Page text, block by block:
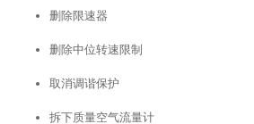
删除限速器
删除中位转速限制
取消调谐保护
拆下质量空气流量计